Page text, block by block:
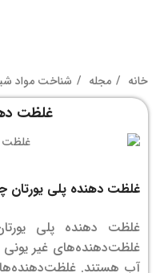
خانه مجله شناخت مواد
غلظت
غلظت دهنده پلی
غلظت‌دهنده‌های غیر یونی